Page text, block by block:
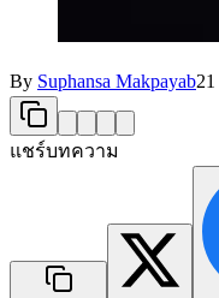
By Suphansa Makpayab
แชร์บทความ